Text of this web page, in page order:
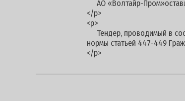
АО «Волтайр-
</p>
<p>
Тендер, проводимый в
нормы статьей 447-449
</p>